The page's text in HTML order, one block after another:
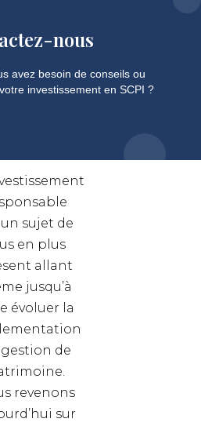
nous
avez besoin de conseils ou
investissement en SCPI ?
sujet de
en plus
allant
jusqu’à
évoluer la
de
revenons
sur